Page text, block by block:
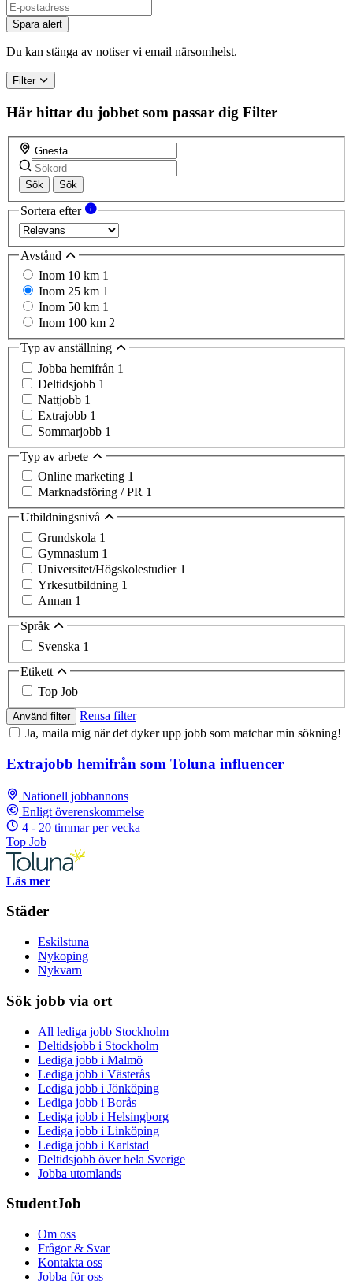
Spara alert
Du kan stänga av notiser vi email närsomhelst.
Filter
Här hittar du jobbet som passar dig Filter
Sök Sök
Sortera efter
Avstånd
Inom 10 km 1
Inom 25 km 1
Inom 50 km 1
Inom 100 km 2
Typ av anställning
Jobba hemifrån 1
Deltidsjobb 1
Nattjobb 1
Extrajobb 1
Sommarjobb 1
Typ av arbete
Online marketing 1
Marknadsföring / PR 1
Utbildningsnivå
Grundskola 1
Gymnasium 1
Universitet/Högskolestudier 1
Yrkesutbildning 1
Annan 1
Språk
Svenska 1
Etikett
Top Job
Använd filter
Rensa filter
Ja, maila mig när det dyker upp jobb som matchar min sökning!
Extrajobb hemifrån som Toluna influencer
Nationell jobbannons
Enligt överenskommelse
4 - 20 timmar per vecka
Top Job
Läs mer
Städer
Eskilstuna
Nykoping
Nykvarn
Sök jobb via ort
All lediga jobb Stockholm
Deltidsjobb i Stockholm
Lediga jobb i Malmö
Lediga jobb i Västerås
Lediga jobb i Jönköping
Lediga jobb i Borås
Lediga jobb i Helsingborg
Lediga jobb i Linköping
Lediga jobb i Karlstad
Deltidsjobb över hela Sverige
Jobba utomlands
StudentJob
Om oss
Frågor & Svar
Kontakta oss
Jobba för oss